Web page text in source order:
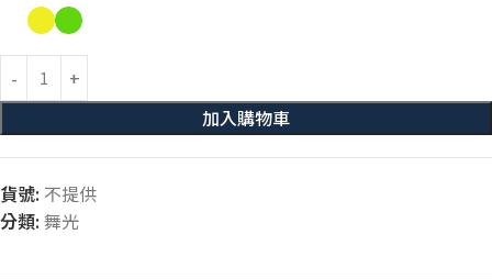
加入購物車
貨號: 不提供
分類: 舞光